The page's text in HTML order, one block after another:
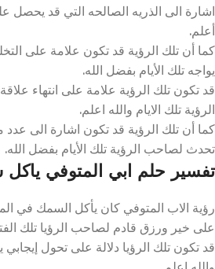
اشارة الى الذريه الصالحه التي قد يحصل
أعلم.
كما أن تلك الرؤية قد تكون علامة على
يواجه تلك الأيام بفضل الله.
قد تكون تلك الرؤية علامة على انتهاء
الرؤية تلك الايام والله اعلم.
كما أن تلك الرؤية قد تكون اشارة الى عدد
تحدث لصاحب الرؤية تلك الأيام بفضل الله.
تفسير حلم ابي المتوفي
رؤية الاب المتوفي كان يأكل السمك في
على خير ورزق قادم لصاحب الرؤيا تلك
قد تكون تلك الرؤيا دلالة على تحول إيجابي